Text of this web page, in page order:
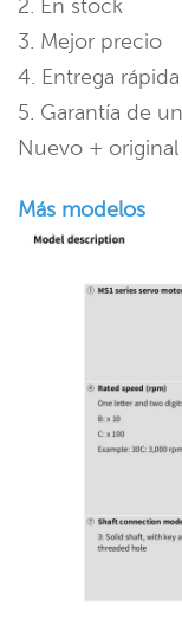
2. En stock
3. Mejor precio
4. Entrega rápida
5. Garantía de
Nuevo +
Más modelos